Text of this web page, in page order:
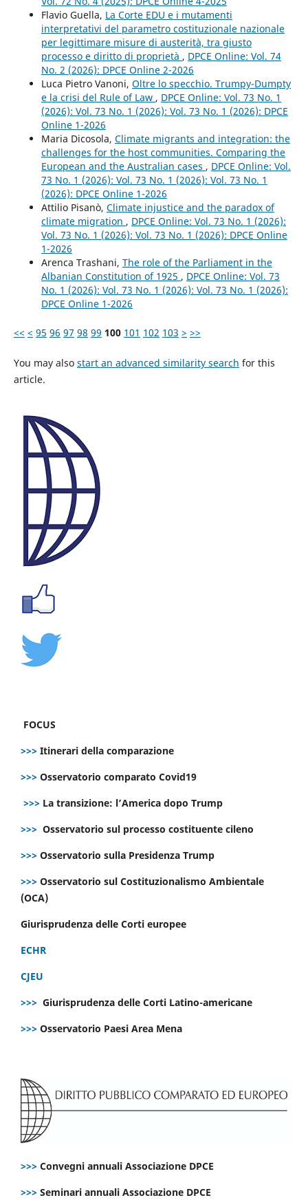
Flavio Guella, La Corte EDU e i mutamenti
interpretativi del parametro costituzionale nazionale
per legittimare misure di austerità, tra giusto
processo e diritto di proprietà , DPCE Online: Vol. 74
No. 2 (2026): DPCE Online 2-2026
Luca Pietro Vanoni, Oltre lo specchio. Trumpy-Dumpty
e la crisi del Rule of Law , DPCE Online: Vol. 73 No. 1
(2026): Vol. 73 No. 1 (2026): Vol. 73 No. 1 (2026): DPCE
Online 1-2026
Maria Dicosola, Climate migrants and integration: the
challenges for the host communities. Comparing the
European and the Australian cases , DPCE Online: Vol.
73 No. 1 (2026): Vol. 73 No. 1 (2026): Vol. 73 No. 1
(2026): DPCE Online 1-2026
Attilio Pisanò, Climate injustice and the paradox of
climate migration , DPCE Online: Vol. 73 No. 1 (2026):
Vol. 73 No. 1 (2026): Vol. 73 No. 1 (2026): DPCE Online
1-2026
Arenca Trashani, The role of the Parliament in the
Albanian Constitution of 1925 , DPCE Online: Vol. 73
No. 1 (2026): Vol. 73 No. 1 (2026): Vol. 73 No. 1 (2026):
DPCE Online 1-2026
<< < 95 96 97 98 99 100 101 102 103 > >>
You may also start an advanced similarity search for this
article.
FOCUS
>>> Itinerari della comparazione
>>> Osservatorio comparato Covid19
>>> La transizione: l’America dopo Trump
>>> Osservatorio sul processo costituente cileno
>>> Osservatorio sulla Presidenza Trump
>>> Osservatorio sul Costituzionalismo Ambientale
(OCA)
Giurisprudenza delle Corti europee
ECHR
CJEU
>>> Giurisprudenza delle Corti Latino-americane
>>> Osservatorio Paesi Area Mena
>>> Convegni annuali Associazione DPCE
>>> Seminari annuali Associazione DPCE